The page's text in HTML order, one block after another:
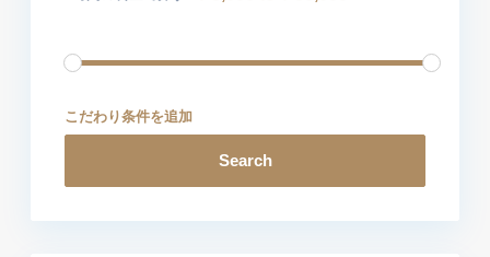
こだわり条件を追加
Search